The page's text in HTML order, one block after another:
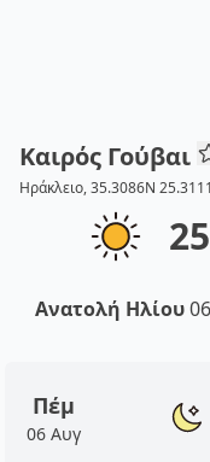
Καιρός Γούβαι
Ηράκλειο, 35.3086N
Ανατολή Ηλίου
Πέμ
06 Αυγ